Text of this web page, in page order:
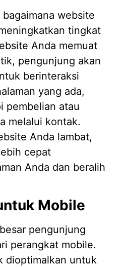
website
tingkat
Anda memuat
pengunjung akan
berinteraksi
yang ada,
pembelian atau
melalui kontak.
Anda lambat,
cepat
Anda dan beralih
Mobile
pengunjung
perangkat mobile.
dioptimalkan untuk